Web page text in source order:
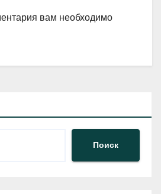
вам необходимо
Поиск